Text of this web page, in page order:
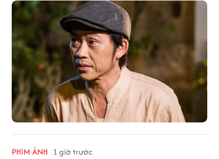
PHIM ẢNH 1 giờ trước